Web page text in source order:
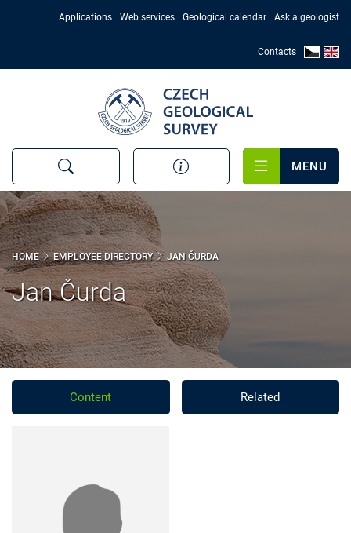
Applications Web services Geological calendar Ask a geologist
Contacts
MENU
HOME EMPLOYEE DIRECTORY JAN ČURDA
Jan Čurda
Content Related